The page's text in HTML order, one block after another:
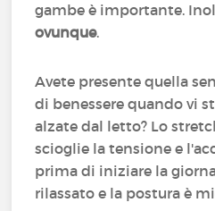
gambe è importante.
ovunque.
Avete presente quella
di benessere quando vi
alzate dal letto? Lo
scioglie la tensione e
prima di iniziare la
rilassato e la postura è